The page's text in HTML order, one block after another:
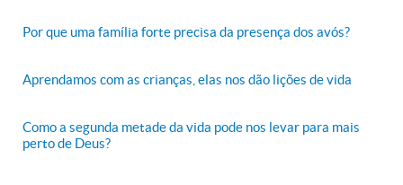
Por que uma família forte precisa da presença dos avós?
Aprendamos com as crianças, elas nos dão lições de vida
Como a segunda metade da vida pode nos levar para mais
perto de Deus?